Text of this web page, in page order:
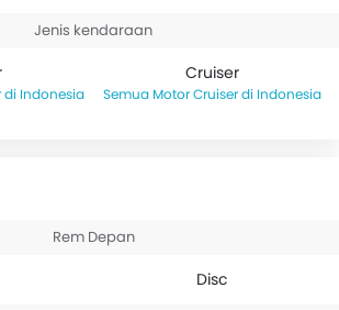
Jenis kendaraan
di Indonesia
Cruiser
Motor Cruiser di Indonesia
Rem Depan
Disc